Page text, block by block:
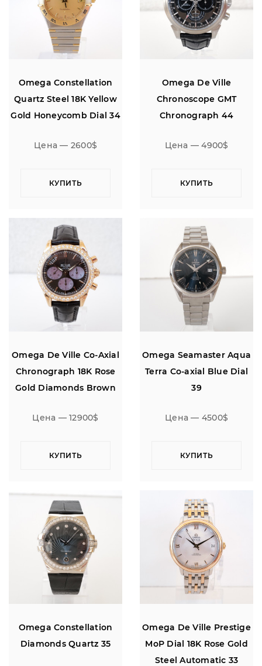
Omega Constellation
Quartz Steel 18K Yellow
Gold Honeycomb Dial 34
Цена — 2600$
КУПИТЬ
Omega De Ville
Chronoscope GMT
Chronograph 44
Цена — 4900$
КУПИТЬ
Omega De Ville Co-Axial
Chronograph 18K Rose
Gold Diamonds Brown
Цена — 12900$
КУПИТЬ
Omega Seamaster Aqua
Terra Co-axial Blue Dial
39
Цена — 4500$
КУПИТЬ
Omega Constellation
Diamonds Quartz 35
Omega De Ville Prestige
MoP Dial 18K Rose Gold
Steel Automatic 33